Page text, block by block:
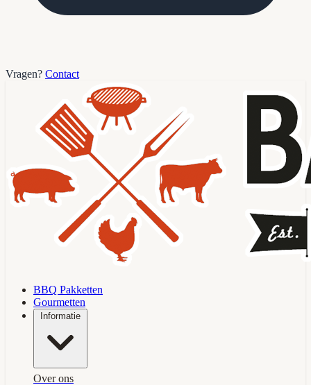
Vragen? Contact
BBQ Pakketten
Gourmetten
Informatie
Over ons